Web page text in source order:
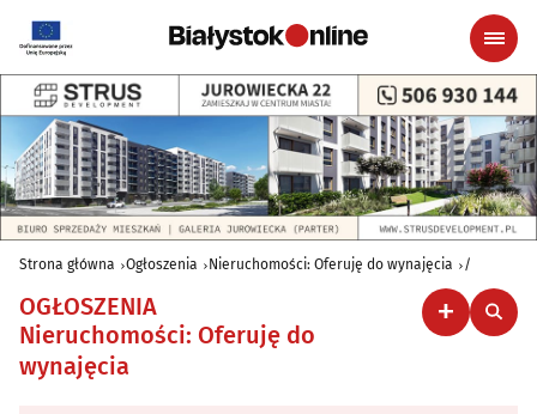
Strona główna Ogłoszenia Nieruchomości: Oferuję do wynajęcia /
OGŁOSZENIA
Nieruchomości: Oferuję do
wynajęcia